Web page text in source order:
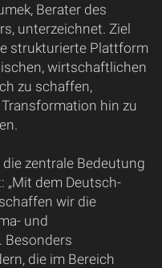
Berater des
unterzeichnet. Ziel
strukturierte Plattform
wirtschaftlichen
zu schaffen,
hin zu
zentrale Bedeutung
„Mit dem Deutsch-
wir die
und
Besonders
die im Bereich